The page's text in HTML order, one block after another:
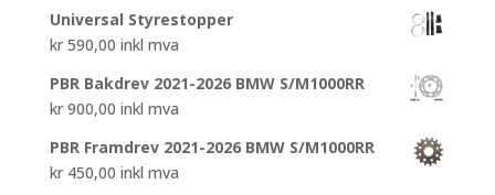
var:
kr 4.450,00.
er:
Universal Styrestopper
kr590,00 inkl mva
PBR Bakdrev 2021-2026 BMW S/M1000RR
kr900,00 inkl mva
PBR Framdrev 2021-2026 BMW S/M1000RR
kr450,00 inkl mva